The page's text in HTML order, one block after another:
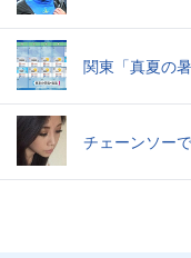
関東「真夏の
チェーンソー